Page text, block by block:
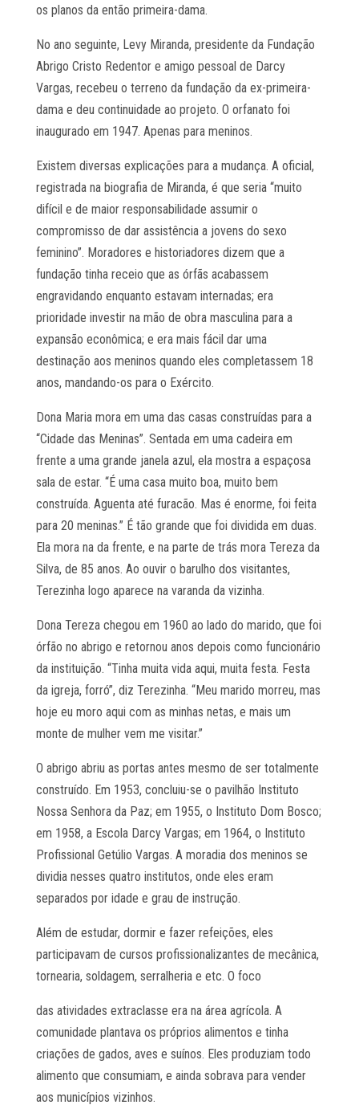
os planos da então primeira-dama.
No ano seguinte, Levy Miranda, presidente da Fundação
Abrigo Cristo Redentor e amigo pessoal de Darcy
Vargas, recebeu o terreno da fundação da ex-primeira-
dama e deu continuidade ao projeto. O orfanato foi
inaugurado em 1947. Apenas para meninos.
Existem diversas explicações para a mudança. A oficial,
registrada na biografia de Miranda, é que seria “muito
difícil e de maior responsabilidade assumir o
compromisso de dar assistência a jovens do sexo
feminino”. Moradores e historiadores dizem que a
fundação tinha receio que as órfãs acabassem
engravidando enquanto estavam internadas; era
prioridade investir na mão de obra masculina para a
expansão econômica; e era mais fácil dar uma
destinação aos meninos quando eles completassem 18
anos, mandando-os para o Exército.
Dona Maria mora em uma das casas construídas para a
“Cidade das Meninas”. Sentada em uma cadeira em
frente a uma grande janela azul, ela mostra a espaçosa
sala de estar. “É uma casa muito boa, muito bem
construída. Aguenta até furacão. Mas é enorme, foi feita
para 20 meninas.” É tão grande que foi dividida em duas.
Ela mora na da frente, e na parte de trás mora Tereza da
Silva, de 85 anos. Ao ouvir o barulho dos visitantes,
Terezinha logo aparece na varanda da vizinha.
Dona Tereza chegou em 1960 ao lado do marido, que foi
órfão no abrigo e retornou anos depois como funcionário
da instituição. “Tinha muita vida aqui, muita festa. Festa
da igreja, forró”, diz Terezinha. “Meu marido morreu, mas
hoje eu moro aqui com as minhas netas, e mais um
monte de mulher vem me visitar.”
O abrigo abriu as portas antes mesmo de ser totalmente
construído. Em 1953, concluiu-se o pavilhão Instituto
Nossa Senhora da Paz; em 1955, o Instituto Dom Bosco;
em 1958, a Escola Darcy Vargas; em 1964, o Instituto
Profissional Getúlio Vargas. A moradia dos meninos se
dividia nesses quatro institutos, onde eles eram
separados por idade e grau de instrução.
Além de estudar, dormir e fazer refeições, eles
participavam de cursos profissionalizantes de mecânica,
tornearia, soldagem, serralheria e etc. O foco
das atividades extraclasse era na área agrícola. A
comunidade plantava os próprios alimentos e tinha
criações de gados, aves e suínos. Eles produziam todo
alimento que consumiam, e ainda sobrava para vender
aos municípios vizinhos.